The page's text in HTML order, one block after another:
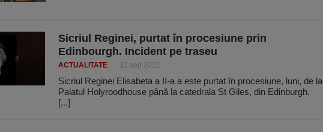
Sicriul Reginei, purtat în procesiune prin
Edinbourgh. Incident pe traseu
ACTUALITATE 12 sep 2022
Sicriul Reginei Elisabeta a II-a a este purtat în procesiune, luni, de la
Palatul Holyroodhouse până la catedrala St Giles, din Edinburgh.
[...]